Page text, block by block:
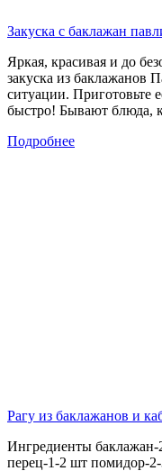
Закуска с баклажан
Яркая, красивая и до
закуска из баклажанов
ситуации. Приготовьте
быстро! Бывают блюда,
Подробнее
Рагу из баклажанов и
Ингредиенты баклажан-
перец-1-2 шт помидор-